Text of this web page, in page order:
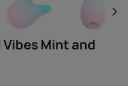
Mint and